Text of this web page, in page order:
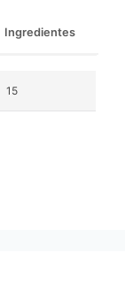
Ingredientes
15